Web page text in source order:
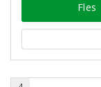
Fles